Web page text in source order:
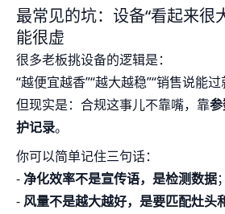
最常见的坑：设备“看起来很
能很虚
很多老板挑设备的逻辑是：
“越便宜越香”“越大越稳”“销售说能过
但现实是：合规这事儿不靠嘴，靠
护记录。
你可以简单记住三句话：
-净化效率不是宣传语，是检测数据；
- 风量不是越大越好，是要匹配灶头